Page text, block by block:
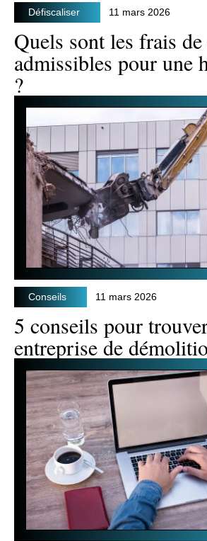
Défiscaliser 11 mars 2026
Quels sont les frais
admissibles pour une
?
Conseils 11 mars 2026
5 conseils pour
entreprise de